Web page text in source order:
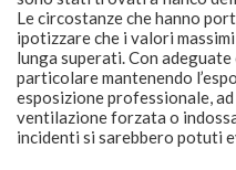
Le circostanze che hanno
ipotizzare che i valori
lunga superati. Con
particolare mantenendo
esposizione professionale, ad
ventilazione forzata o
incidenti si sarebbero potuti